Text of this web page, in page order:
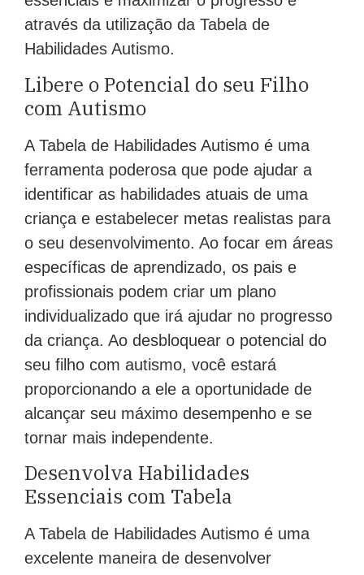
através da utilização da Tabela de
Habilidades Autismo.
Libere o Potencial do seu Filho
com Autismo
A Tabela de Habilidades Autismo é uma
ferramenta poderosa que pode ajudar a
identificar as habilidades atuais de uma
criança e estabelecer metas realistas para
o seu desenvolvimento. Ao focar em áreas
específicas de aprendizado, os pais e
profissionais podem criar um plano
individualizado que irá ajudar no progresso
da criança. Ao desbloquear o potencial do
seu filho com autismo, você estará
proporcionando a ele a oportunidade de
alcançar seu máximo desempenho e se
tornar mais independente.
Desenvolva Habilidades
Essenciais com Tabela
A Tabela de Habilidades Autismo é uma
excelente maneira de desenvolver